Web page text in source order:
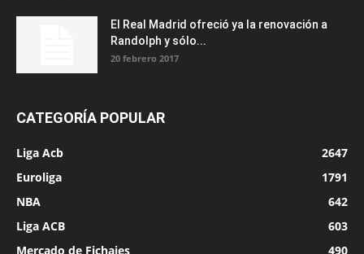
El Real Madrid ofreció ya la renovación a
Randolph y sólo...
20 febrero 2017
CATEGORÍA POPULAR
Liga Acb
2647
Euroliga
1791
NBA
642
Liga ACB
603
Mercado de Fichajes
490